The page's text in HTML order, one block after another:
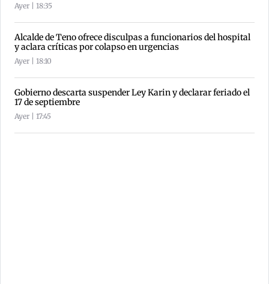
Ayer | 18:35
Alcalde de Teno ofrece disculpas a funcionarios del hospital
y aclara críticas por colapso en urgencias
Ayer | 18:10
Gobierno descarta suspender Ley Karin y declarar feriado el
17 de septiembre
Ayer | 17:45